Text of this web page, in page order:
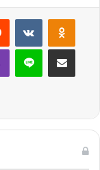
Reddit VKontakte
Viber Line E-Posta ile